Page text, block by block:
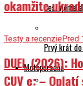
Cestujeme
Prvý krát
Motoporadňa
okamžite
Testy a recenziePred
DUEL (2026):
CUV e: –